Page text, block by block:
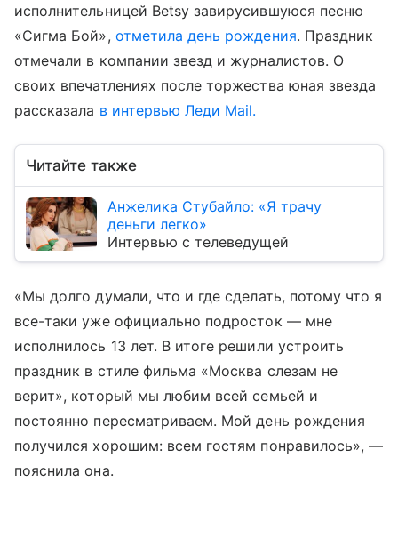
исполнительницей Betsy завирусившуюся песню
«Сигма Бой», отметила день рождения. Праздник
отмечали в компании звезд и журналистов. О
своих впечатлениях после торжества юная звезда
рассказала в интервью Леди Mail.
Читайте также
Анжелика Стубайло: «Я трачу
деньги легко»
Интервью с телеведущей
«Мы долго думали, что и где сделать, потому что я
все-таки уже официально подросток — мне
исполнилось 13 лет. В итоге решили устроить
праздник в стиле фильма «Москва слезам не
верит», который мы любим всей семьей и
постоянно пересматриваем. Мой день рождения
получился хорошим: всем гостям понравилось», —
пояснила она.